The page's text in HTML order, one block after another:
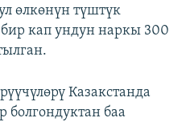
өлкөнүн түштүк
кап ундун наркы 300
Казакстанда
болгондуктан баа